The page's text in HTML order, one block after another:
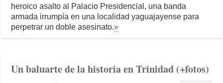
heroico asalto al Palacio Presidencial, una banda
armada irrumpía en una localidad yaguajayense para
perpetrar un doble asesinato.»
Un baluarte de la historia en Trinidad (+fotos)